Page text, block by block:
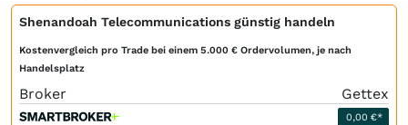
Shenandoah Telecommunications günstig handeln
Kostenvergleich pro Trade bei einem 5.000 € Ordervolumen, je nach
Handelsplatz
Broker Gettex
0,00 €*